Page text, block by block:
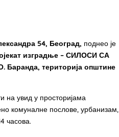
54, Београд, поднео је
изградње – СИЛОСИ СА
територија општине
на увид у просторијама
комуналне послове, урбанизам,
часова.